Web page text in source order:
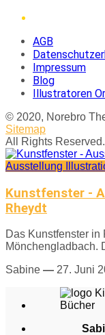
AGB
Impressum
Blog
Illustratoren
© 2020, Norebro
Sitemap
All Rights Reserved.
Ausstellung
Kunstfenster -
Rheydt
Das Kunstfenster
Mönchengladbach.
Sabine — 27. Juni